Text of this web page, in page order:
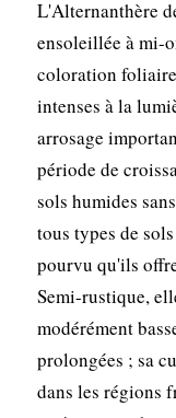
L'Alternanthère
ensoleillée à mi-
coloration
intenses à la
arrosage
période de
sols humides
tous types de
pourvu qu'ils
Semi-rustique,
modérément
prolongées ; sa
dans les régions